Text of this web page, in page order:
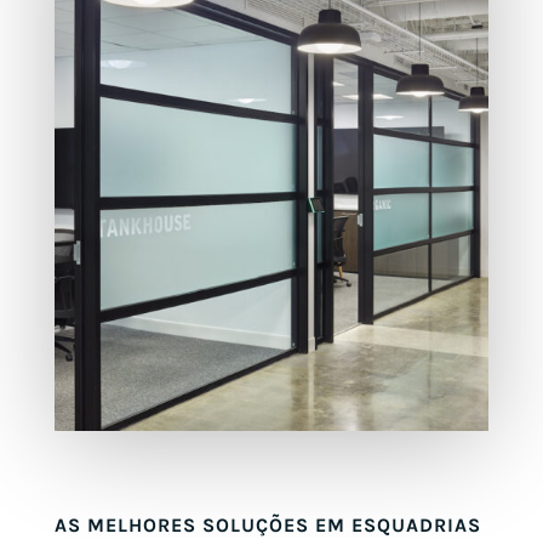
AS MELHORES SOLUÇÕES EM ESQUADRIAS